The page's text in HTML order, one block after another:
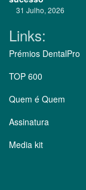
31 Julho, 2026
Links:
Prémios DentalPro
TOP 600
Quem é Quem
Assinatura
Media kit